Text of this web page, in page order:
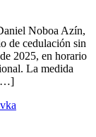
Noboa Azín,
de cedulación sin
2025, en horario
La medida
[…]